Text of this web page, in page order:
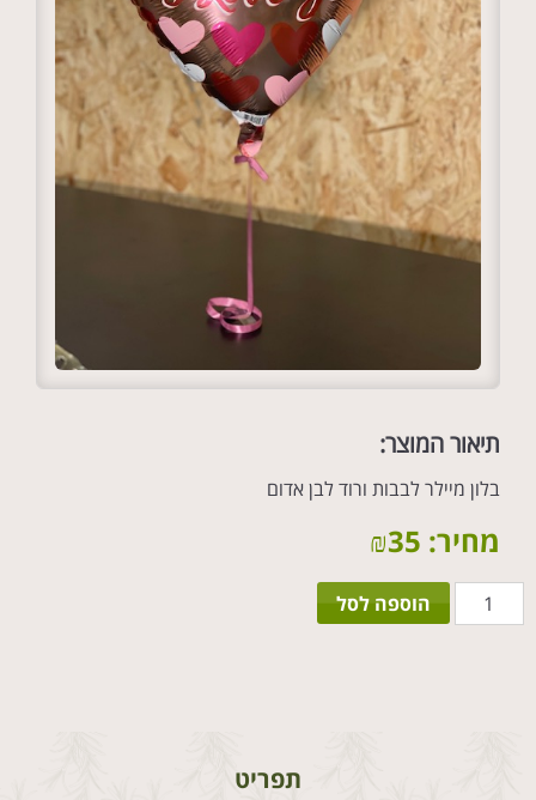
תיאור המוצר:
בלון מיילר לבבות ורוד לבן אדום
מחיר: ₪35
כמות
הוספה לסל
תפריט